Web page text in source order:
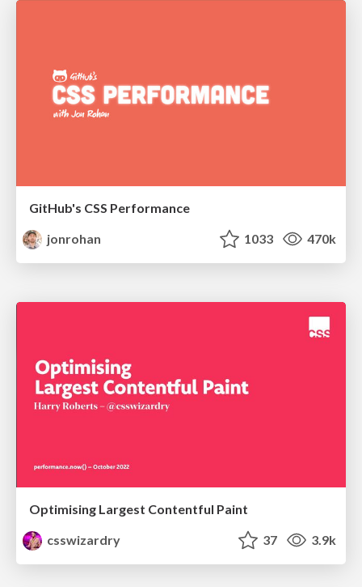
GitHub's CSS Performance
jonrohan
1033 470k
Optimising Largest Contentful Paint
csswizardry
37 3.9k